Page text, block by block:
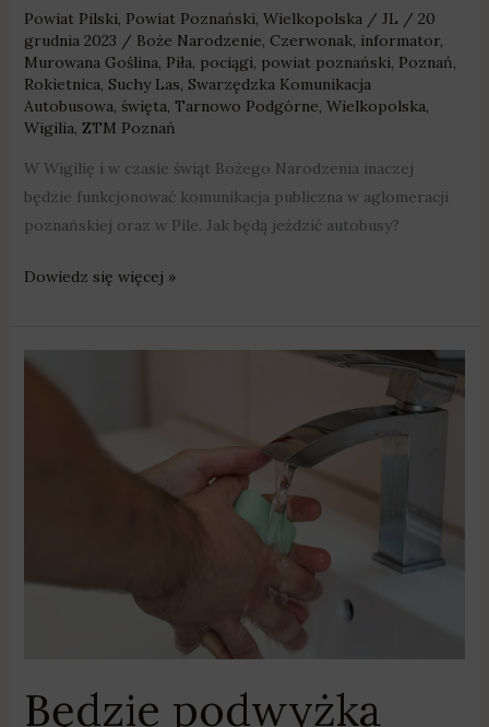
Powiat Pilski, Powiat Poznański, Wielkopolska/ JL / 20
grudnia 2023 / Boże Narodzenie, Czerwonak, informator,
Murowana Goślina, Piła, pociągi, powiat poznański, Poznań,
Rokietnica, Suchy Las, Swarzędzka Komunikacja
Autobusowa, święta, Tarnowo Podgórne, Wielkopolska,
Wigilia, ZTM Poznań
W Wigilię i w czasie świąt Bożego Narodzenia inaczej
będzie funkcjonować komunikacja publiczna w aglomeracji
poznańskiej oraz w Pile. Jak będą jeździć autobusy?
Dowiedz się więcej »
Będzie podwyżka
Będzie
podwyżka